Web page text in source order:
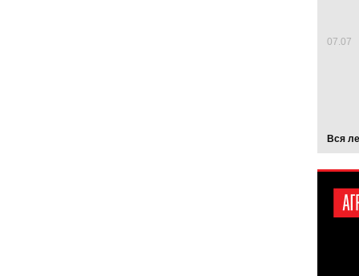
07.07
Вся